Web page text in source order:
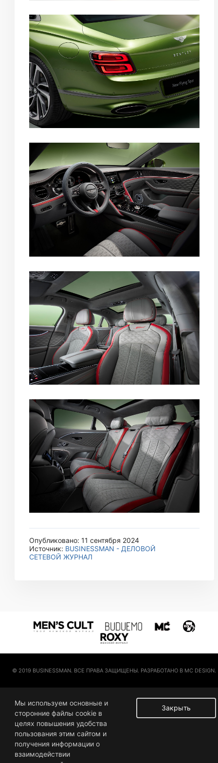
Опубликовано: 11 сентября 2024
Источник: BUSINESSMAN - ДЕЛОВОЙ
СЕТЕВОЙ ЖУРНАЛ
© 2019 BUSINESSMAN. ВСЕ ПРАВА ЗАЩИЩЕНЫ. РАЗРАБОТАНО В MC DESIGN.
Закрыть
Мы используем основные и
сторонние файлы cookie в
целях повышения удобства
пользования этим сайтом и
получения информации о
взаимодействии